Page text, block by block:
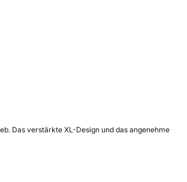
Das verstärkte XL-Design und das angenehme